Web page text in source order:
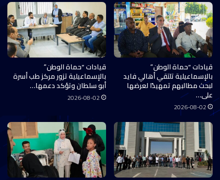
قيادات “حماة الوطن”
بالإسماعيلية تلتقي أهالي فايد
لبحث مطالبهم تمهيدًا لعرضها
على…
2026-08-02
قيادات “حماة الوطن”
بالإسماعيلية تزور مركز طب أسرة
أبو سلطان وتؤكد دعمها…
2026-08-02